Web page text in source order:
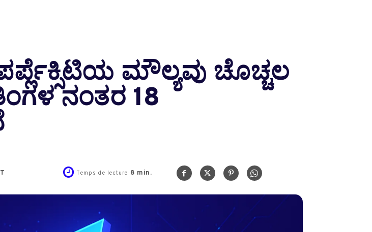
ಮೌಲ್ಯವು ಚೊಚ್ಚಲ
ನಂತರ 18
Temps de lecture 8 min.